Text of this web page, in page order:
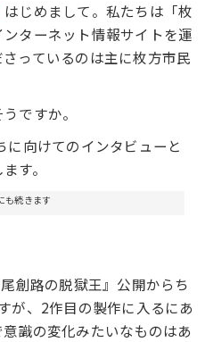
はじめまして。私たちは「枚
ターネット情報サイトを運
っているのは主に枚方市民
ですか。
に向けてのインタビューと
す。
も続きます
創路の脱獄王』公開からち
が、2作目の製作に入るにあ
識の変化みたいなものはあ